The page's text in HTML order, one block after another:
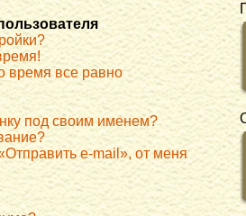
время все равно
под своим именем?
e-mail», от меня